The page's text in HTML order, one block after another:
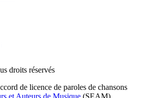
droits réservés
de licence de paroles de chansons